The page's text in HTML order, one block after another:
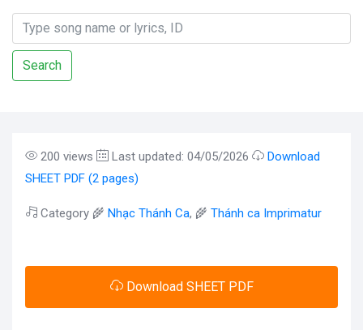
Search
200 views Last updated: 04/05/2026
Download
SHEET PDF (2 pages)
Category 🌾 Nhạc Thánh Ca, 🌾 Thánh ca Imprimatur
Download SHEET PDF